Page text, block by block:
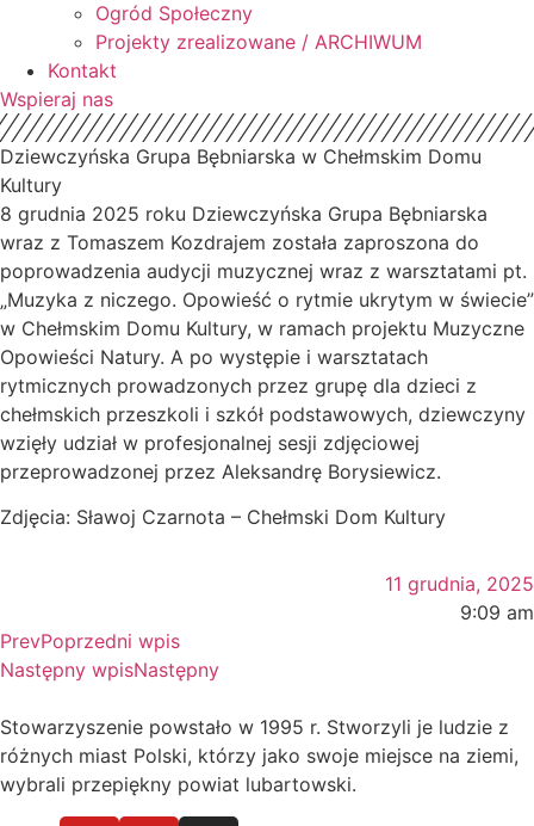
Ogród Społeczny
Projekty zrealizowane / ARCHIWUM
Kontakt
Wspieraj nas
Dziewczyńska Grupa Bębniarska w Chełmskim Domu
Kultury
8 grudnia 2025 roku Dziewczyńska Grupa Bębniarska
wraz z Tomaszem Kozdrajem została zaproszona do
poprowadzenia audycji muzycznej wraz z warsztatami pt.
„Muzyka z niczego. Opowieść o rytmie ukrytym w świecie”
w Chełmskim Domu Kultury, w ramach projektu Muzyczne
Opowieści Natury. A po występie i warsztatach
rytmicznych prowadzonych przez grupę dla dzieci z
chełmskich przeszkoli i szkół podstawowych, dziewczyny
wzięły udział w profesjonalnej sesji zdjęciowej
przeprowadzonej przez Aleksandrę Borysiewicz.
Zdjęcia: Sławoj Czarnota – Chełmski Dom Kultury
11 grudnia, 2025
9:09 am
PrevPoprzedni wpis
Następny wpisNastępny
Stowarzyszenie powstało w 1995 r. Stworzyli je ludzie z
różnych miast Polski, którzy jako swoje miejsce na ziemi,
wybrali przepiękny powiat lubartowski.